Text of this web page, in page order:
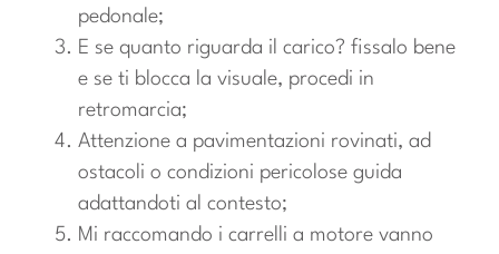
pedonale;
E se quanto riguarda il carico? fissalo bene
e se ti blocca la visuale, procedi in
retromarcia;
Attenzione a pavimentazioni rovinati, ad
ostacoli o condizioni pericolose guida
adattandoti al contesto;
Mi raccomando i carrelli a motore vanno